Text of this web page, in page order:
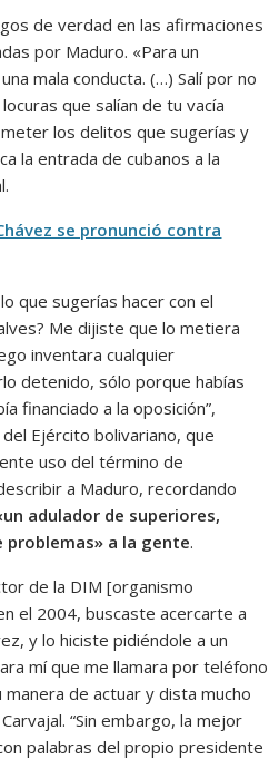
de verdad en las afirmaciones
por Maduro. «Para un
mala conducta. (…) Salí por no
que salían de tu vacía
los delitos que sugerías y
la entrada de cubanos a la
se pronunció contra
que sugerías hacer con el
Me dijiste que lo metiera
inventara cualquier
detenido, sólo porque habías
financiado a la oposición”,
Ejército bolivariano, que
uso del término de
a Maduro, recordando
adulador de superiores,
problemas» a la gente.
de la DIM [organismo
el 2004, buscaste acercarte a
y lo hiciste pidiéndole a un
mí que me llamara por teléfono
de actuar y dista mucho
“Sin embargo, la mejor
palabras del propio presidente